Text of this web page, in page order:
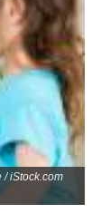
iStock.com